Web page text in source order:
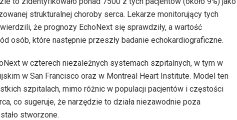
strukturalnej choroby serca. Lekarze monitorujący tych
że prognozy EchoNext się sprawdziły, a wartość
osób, które następnie przeszły badanie echokardiograficzne.
w czterech niezależnych systemach szpitalnych, w tym w
w San Francisco oraz w Montreal Heart Institute. Model ten
szpitalach, mimo różnic w populacji pacjentów i częstości
co sugeruje, że narzędzie to działa niezawodnie poza
stworzone.